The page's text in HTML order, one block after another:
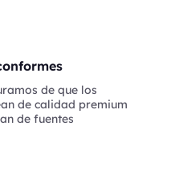
de que los
de calidad premium
de fuentes